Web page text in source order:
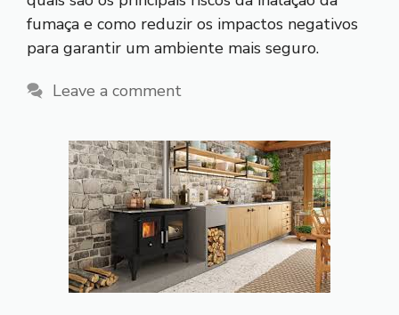
fumaça e como reduzir os impactos negativos
para garantir um ambiente mais seguro.
Leave a comment